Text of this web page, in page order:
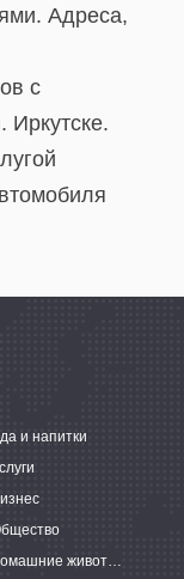
Адреса,
с
Иркутске.
и напитки
Домашние животные